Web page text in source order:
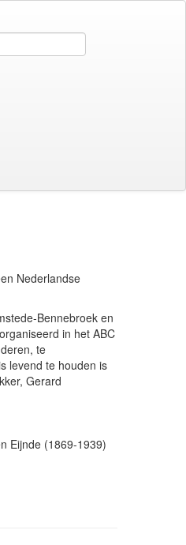
Nederlandse
Bennebroek en
in het ABC
te
levend te houden is
Gerard
Eijnde (1869-1939)